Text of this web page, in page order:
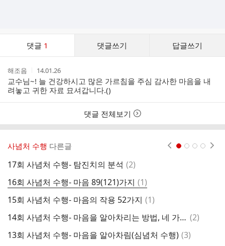
댓글 1 댓글쓰기 답글쓰기
트
작
성
자
해조음
작
성
시
간
14.01.26
교수님~! 늘 건강하시고 많은 가르침을 주심 감사한 마음을 내
려놓고 귀한 자료 묘셔갑니다.()
댓글 전체보기
사념처 수행 다른글
17회 사념처 수행- 탐진치의 분석 댓
(2)
16회 사념처 수행- 마음 89(121)가지 댓
글
(1)
15회 사념처 수행- 마음의 작용 52가지 댓
(1)
14회 사념처 수행- 마음을 알아차리는 방법, 네 가지 댓
(2)
13회 사념처 수행- 마음을 알아차림(심념처 수행) 댓
(3)